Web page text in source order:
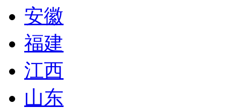
安徽
福建
江西
山东